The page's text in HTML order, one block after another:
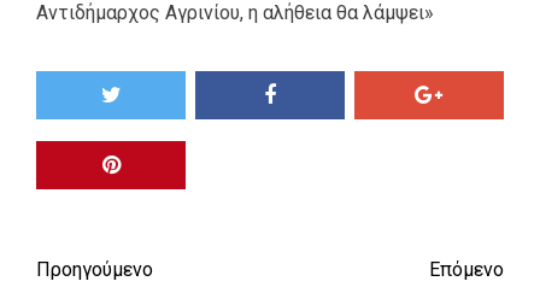
Αντιδήμαρχος Αγρινίου, η αλήθεια θα λάμψει»
Προηγούμενο
Επόμενο